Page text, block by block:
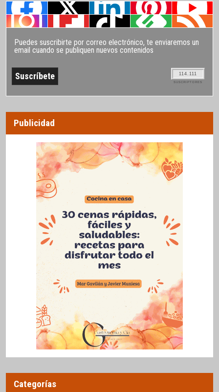
Puedes suscribirte por correo electrónico, te enviaremos un
email cuando se publiquen nuevos contenidos
114.111
SUSCRIPTORES
Publicidad
Categorías